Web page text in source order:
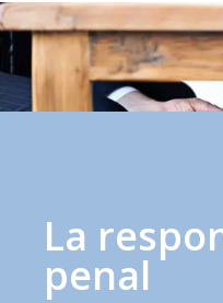
La
penal